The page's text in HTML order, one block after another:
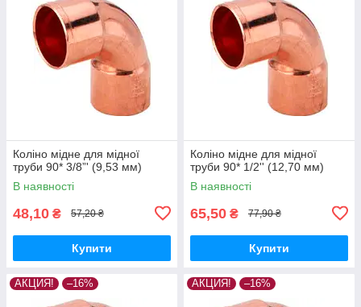
Коліно мідне для мідної
труби 90* 3/8”' (9,53 мм)
В наявності
48,10 ₴ 57,20 ₴
Купити
Коліно мідне для мідної
труби 90* 1/2'' (12,70 мм)
В наявності
65,50 ₴ 77,90 ₴
Купити
АКЦИЯ! –16% АКЦИЯ! –16%